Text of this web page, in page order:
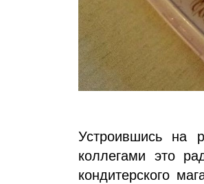
Устроившись на
коллегами это
кондитерского